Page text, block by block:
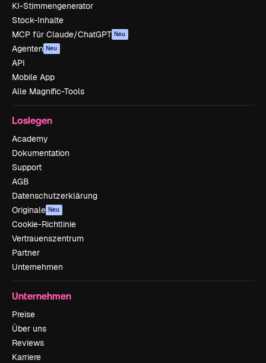
KI-Stimmengenerator
Stock-Inhalte
MCP für Claude/ChatGPT Neu
Agenten Neu
API
Mobile App
Alle Magnific-Tools
Loslegen
Academy
Dokumentation
Support
AGB
Datenschutzerklärung
Originale Neu
Cookie-Richtlinie
Vertrauenszentrum
Partner
Unternehmen
Unternehmen
Preise
Über uns
Reviews
Karriere